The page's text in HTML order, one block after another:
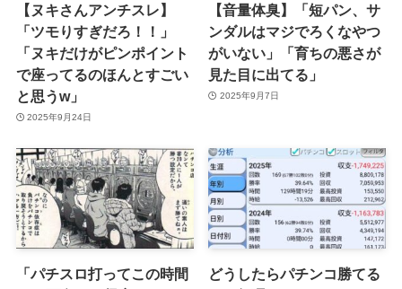
【ヌキさんアンチスレ】
「ツモりすぎだろ！！」
「ヌキだけがピンポイント
で座ってるのほんとすごい
と思うw」
2025年9月24日
【音量体臭】「短パン、サ
ンダルはマジでろくなやつ
がいない」「育ちの悪さが
見た目に出てる」
2025年9月7日
「パチスロ打ってこの時間
どうしたらパチンコ勝てる